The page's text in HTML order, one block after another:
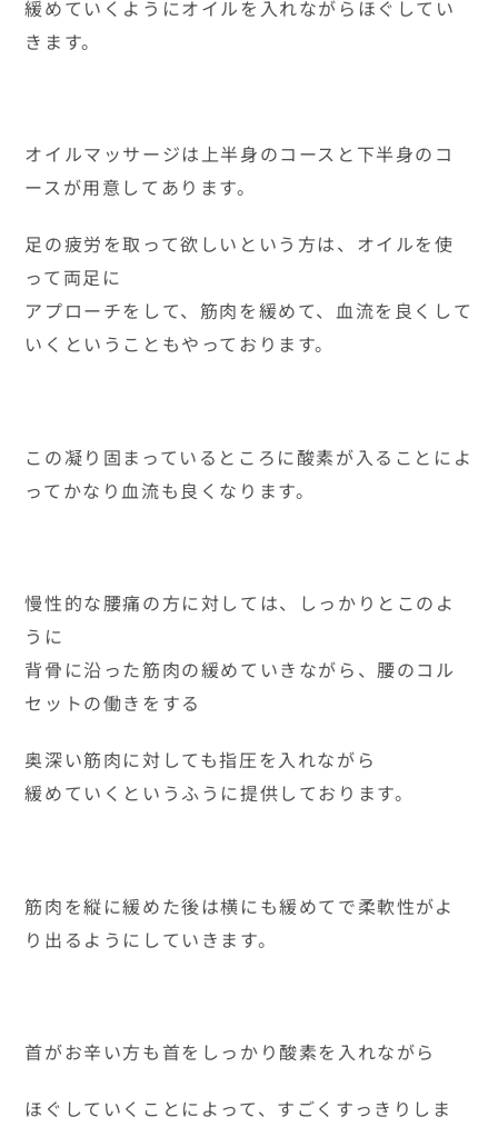
緩めていくようにオイルを入れながらほぐしてい
きます。
オイルマッサージは上半身のコースと下半身のコ
ースが用意してあります。
足の疲労を取って欲しいという方は、オイルを使
って両足に
アプローチをして、筋肉を緩めて、血流を良くして
いくということもやっております。
この凝り固まっているところに酸素が入ることによ
ってかなり血流も良くなります。
慢性的な腰痛の方に対しては、しっかりとこのよ
うに
背骨に沿った筋肉の緩めていきながら、腰のコル
セットの働きをする
奥深い筋肉に対しても指圧を入れながら
緩めていくというふうに提供しております。
筋肉を縦に緩めた後は横にも緩めてで柔軟性がよ
り出るようにしていきます。
首がお辛い方も首をしっかり酸素を入れながら
ほぐしていくことによって、すごくすっきりしま